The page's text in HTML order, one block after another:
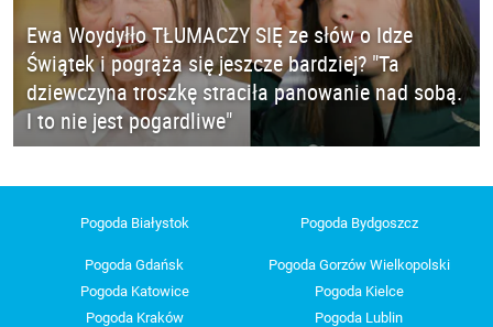
Ewa Woydyłło TŁUMACZY SIĘ ze słów o Idze
Świątek i pogrąża się jeszcze bardziej? "Ta
dziewczyna troszkę straciła panowanie nad sobą.
I to nie jest pogardliwe"
Pogoda Białystok Pogoda Bydgoszcz
Pogoda Gdańsk
Pogoda Gorzów Wielkopolski
Pogoda Katowice
Pogoda Kielce
Pogoda Kraków
Pogoda Lublin